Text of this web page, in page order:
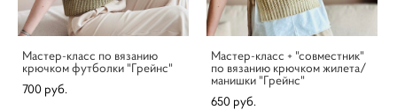
Мастер-класс по вязанию
крючком футболки "Грейнс"
700 pуб.
Мастер-класс + "совместник"
по вязанию крючком жилета/
манишки "Грейнс"
650 pуб.